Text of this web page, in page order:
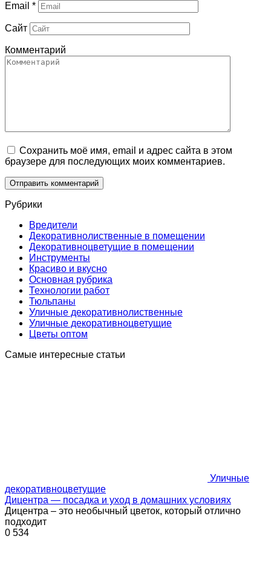
Email *
Сайт
Комментарий
Сохранить моё имя, email и адрес сайта в этом
браузере для последующих моих комментариев.
Рубрики
Вредители
Декоративнолиственные в помещении
Декоративноцветущие в помещении
Инструменты
Краcиво и вкусно
Основная рубрика
Технологии работ
Тюльпаны
Уличные декоративнолиственные
Уличные декоративноцветущие
Цветы оптом
Самые интересные статьи
Уличные
декоративноцветущие
Дицентра — посадка и уход в домашних условиях
Дицентра – это необычный цветок, который отлично
подходит
0 534